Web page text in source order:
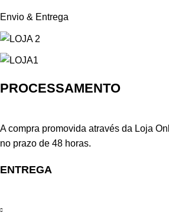
Envio & Entrega
PROCESSAMENTO
A compra promovida através da Loja
no prazo de 48 horas.
ENTREGA